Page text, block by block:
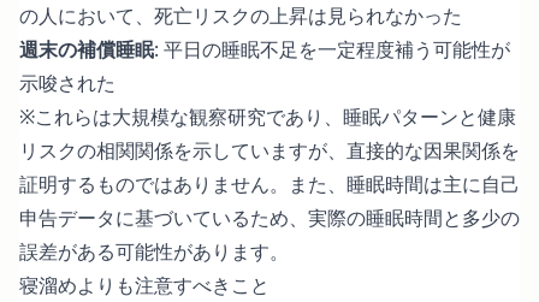
の人において、死亡リスクの上昇は見られなかった
週末の補償睡眠: 平日の睡眠不足を一定程度補う可能性が
示唆された
※これらは大規模な観察研究であり、睡眠パターンと健康
リスクの相関関係を示していますが、直接的な因果関係を
証明するものではありません。また、睡眠時間は主に自己
申告データに基づいているため、実際の睡眠時間と多少の
誤差がある可能性があります。
寝溜めよりも注意すべきこと